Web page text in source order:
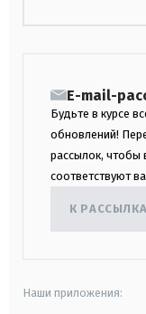
E-mail-
Будьте в курсе
обновлений!
рассылок, чтобы
соответствуют
К
Наши приложения: